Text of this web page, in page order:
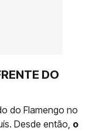
DO
do Flamengo no
Desde então, o